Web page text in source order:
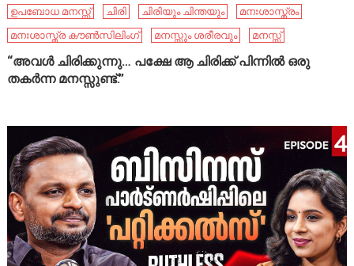
ഉപബോധ മനസ്സ്
ചിരി ചിരിയും ചിന്തയും
മനഃശാസ്ത്രം
മനഃശാസ്ത്ര കൗൺസിലിംഗ്
മനസ്സും ശരീരവും മനസ്സ്
“അവൾ ചിരിക്കുന്നു… പക്ഷേ ആ ചിരിക്ക് പിന്നിൽ ഒരു
തകർന്ന മനസ്സുണ്ട്.”